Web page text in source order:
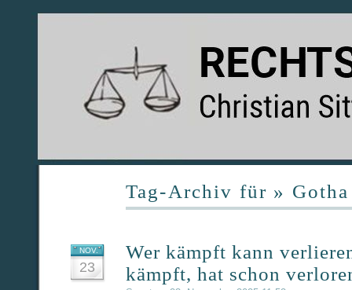
Tag-Archiv für »
NOV.
23
Wer kämpft kann
kämpft, hat schon